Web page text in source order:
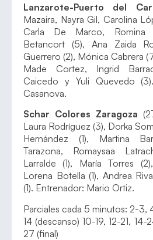
Lanzarote-Puerto del
Mazaira, Nayra Gil, Carolina
Carla De Marco, Romina
Betancort (5), Ana Zaida
Guerrero (2), Mónica Cabrera
Made Cortez, Ingrid
Caicedo y Yuli Quevedo
Casanova.
Schar Colores Zaragoza
Laura Rodríguez (3), Dorka
Hernández (1), Martina
Tarazona, Romaysaa
Larralde (1), María Torres
Lorena Botella (1), Andrea
(1). Entrenador: Mario Ortiz.
Parciales cada 5 minutos: 2-3,
14 (descanso) 10-19, 12-21,
27 (final)